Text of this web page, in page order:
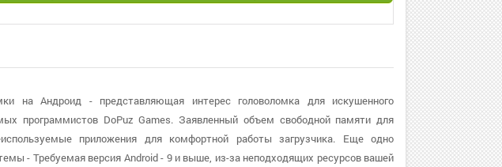
на Андроид - представляющая интерес головоломка для искушенного
программистов DoPuz Games. Заявленный объем свободной памяти для
приложения для комфортной работы загрузчика. Еще одно
- Требуемая версия Android - 9 и выше, из-за неподходящих ресурсов вашей